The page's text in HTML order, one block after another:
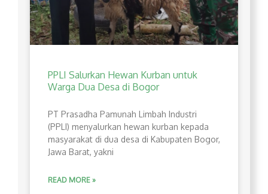
PPLI Salurkan Hewan Kurban untuk
Warga Dua Desa di Bogor
PT Prasadha Pamunah Limbah Industri
(PPLI) menyalurkan hewan kurban kepada
masyarakat di dua desa di Kabupaten Bogor,
Jawa Barat, yakni
READ MORE »